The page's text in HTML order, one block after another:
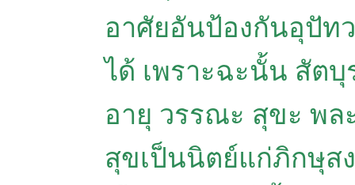
อาศัยอันป้องกันอุปัท
ได้ เพราะฉะนั้น สัตบุ
อายุ วรรณะ สุขะ พ
สุขเป็นนิตย์แก่ภิกษุส